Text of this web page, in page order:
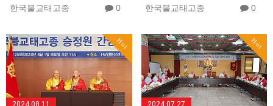
한국불교태고종 0 한국불교태고종 0
Hot
2024.08.11
Hot
2024.07.27